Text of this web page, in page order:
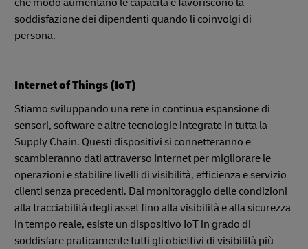
soddisfazione dei dipendenti quando li coinvolgi di
persona.
Internet of Things (IoT)
Stiamo sviluppando una rete in continua espansione di
sensori, software e altre tecnologie integrate in tutta la
Supply Chain. Questi dispositivi si connetteranno e
scambieranno dati attraverso Internet per migliorare le
operazioni e stabilire livelli di visibilità, efficienza e servizio
clienti senza precedenti. Dal monitoraggio delle condizioni
alla tracciabilità degli asset fino alla visibilità e alla sicurezza
in tempo reale, esiste un dispositivo IoT in grado di
soddisfare praticamente tutti gli obiettivi di visibilità più